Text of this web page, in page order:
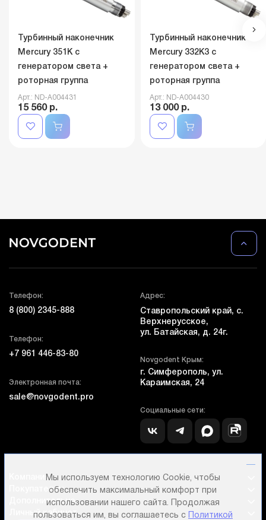
Турбинный наконечник
Mercury 351K с
генератором света +
роторная группа
Арт.: ND-A004431
15 560 р.
Турбинный наконечник
Mercury 332K3 с
генератором света +
роторная группа
Арт.: ND-A004430
13 000 р.
Телефон:
8 (800) 2345-888
Телефон:
+7 961 446-83-80
Электронная почта:
sale@novgodent.pro
Адрес:
Ставропольский край, с.
Верхнерусское,
ул. Батайская, д. 24г.
Novgodent Крым:
г. Симферополь, ул.
Караимская, 24
Социальные сети:
Компания
Покупателям
Дополнительно
Личный кабинет
Мы используем технологию Cookie, чтобы
обеспечить максимальный комфорт при
использовании нашего сайта. Продолжая
пользоваться им, вы соглашаетесь с
Политикой